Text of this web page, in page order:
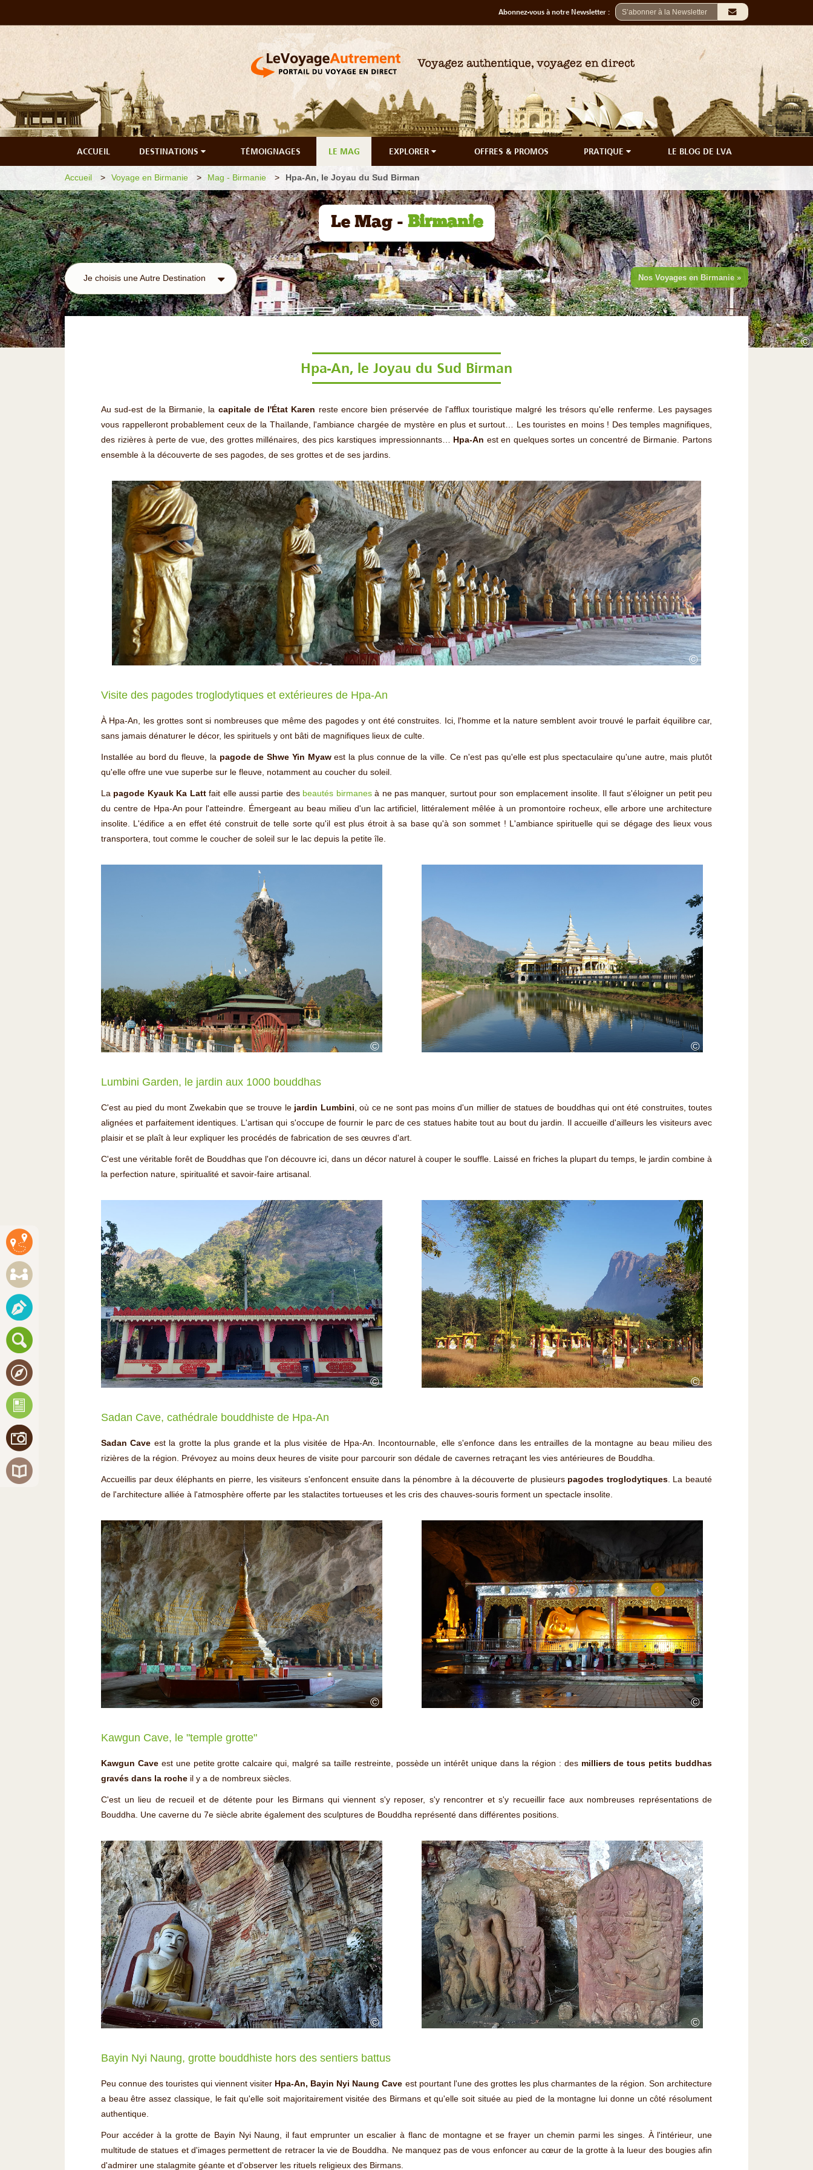
Abonnez-vous à notre Newsletter :
ACCUEIL DESTINATIONS TÉMOIGNAGES LE MAG EXPLORER OFFRES & PROMOS PRATIQUE LE BLOG DE LVA
©
Accueil Voyage en Birmanie Mag - Birmanie Hpa-An, le Joyau du Sud Birman
Le Mag - Birmanie
Je choisis une Autre Destination Nos Voyages en Birmanie »
Hpa-An, le Joyau du Sud Birman
Au sud-est de la Birmanie, la capitale de l'État Karen reste encore bien préservée de l'afflux touristique malgré les trésors qu'elle renferme. Les paysages
vous rappelleront probablement ceux de la Thaïlande, l'ambiance chargée de mystère en plus et surtout… Les touristes en moins ! Des temples magnifiques,
des rizières à perte de vue, des grottes millénaires, des pics karstiques impressionnants… Hpa-An est en quelques sortes un concentré de Birmanie. Partons
ensemble à la découverte de ses pagodes, de ses grottes et de ses jardins.
©
Visite des pagodes troglodytiques et extérieures de Hpa-An
À Hpa-An, les grottes sont si nombreuses que même des pagodes y ont été construites. Ici, l'homme et la nature semblent avoir trouvé le parfait équilibre car,
sans jamais dénaturer le décor, les spirituels y ont bâti de magnifiques lieux de culte.
Installée au bord du fleuve, la pagode de Shwe Yin Myawest la plus connue de la ville. Ce n'est pas qu'elle est plus spectaculaire qu'une autre, mais plutôt
qu'elle offre une vue superbe sur le fleuve, notamment au coucher du soleil.
La pagode Kyauk Ka Lattfait elle aussi partie des beautés birmanesà ne pas manquer, surtout pour son emplacement insolite. Il faut s'éloigner un petit peu
du centre de Hpa-An pour l'atteindre. Émergeant au beau milieu d'un lac artificiel, littéralement mêlée à un promontoire rocheux, elle arbore une architecture
insolite. L'édifice a en effet été construit de telle sorte qu'il est plus étroit à sa base qu'à son sommet ! L'ambiance spirituelle qui se dégage des lieux vous
transportera, tout comme le coucher de soleil sur le lac depuis la petite île.
© ©
Lumbini Garden, le jardin aux 1000 bouddhas
C'est au pied du mont Zwekabin que se trouve le jardin Lumbini, où ce ne sont pas moins d'un millier de statues de bouddhas qui ont été construites, toutes
alignées et parfaitement identiques. L'artisan qui s'occupe de fournir le parc de ces statues habite tout au bout du jardin. Il accueille d'ailleurs les visiteurs avec
plaisir et se plaît à leur expliquer les procédés de fabrication de ses œuvres d'art.
C'est une véritable forêt de Bouddhas que l'on découvre ici, dans un décor naturel à couper le souffle. Laissé en friches la plupart du temps, le jardin combine à
la perfection nature, spiritualité et savoir-faire artisanal.
© ©
Sadan Cave, cathédrale bouddhiste de Hpa-An
Sadan Cave est la grotte la plus grande et la plus visitée de Hpa-An. Incontournable, elle s'enfonce dans les entrailles de la montagne au beau milieu des
rizières de la région. Prévoyez au moins deux heures de visite pour parcourir son dédale de cavernes retraçant les vies antérieures de Bouddha.
Accueillis par deux éléphants en pierre, les visiteurs s'enfoncent ensuite dans la pénombre à la découverte de plusieurs pagodes troglodytiques. La beauté
de l'architecture alliée à l'atmosphère offerte par les stalactites tortueuses et les cris des chauves-souris forment un spectacle insolite.
© ©
Kawgun Cave, le "temple grotte"
Kawgun Caveest une petite grotte calcaire qui, malgré sa taille restreinte, possède un intérêt unique dans la région : des milliers de tous petits buddhas
gravés dans la roche il y a de nombreux siècles.
C'est un lieu de recueil et de détente pour les Birmans qui viennent s'y reposer, s'y rencontrer et s'y recueillir face aux nombreuses représentations de
Bouddha. Une caverne du 7e siècle abrite également des sculptures de Bouddha représenté dans différentes positions.
© ©
Bayin Nyi Naung, grotte bouddhiste hors des sentiers battus
Peu connue des touristes qui viennent visiter Hpa-An, Bayin Nyi Naung Cave est pourtant l'une des grottes les plus charmantes de la région. Son architecture
a beau être assez classique, le fait qu'elle soit majoritairement visitée des Birmans et qu'elle soit située au pied de la montagne lui donne un côté résolument
authentique.
Pour accéder à la grotte de Bayin Nyi Naung, il faut emprunter un escalier à flanc de montagne et se frayer un chemin parmi les singes. À l'intérieur, une
multitude de statues et d'images permettent de retracer la vie de Bouddha. Ne manquez pas de vous enfoncer au cœur de la grotte à la lueur des bougies afin
d'admirer une stalagmite géante et d'observer les rituels religieux des Birmans.